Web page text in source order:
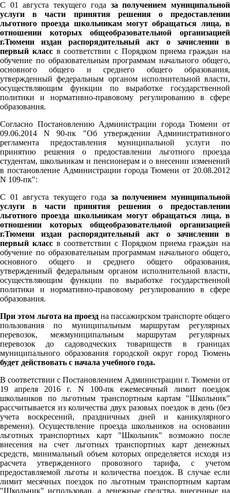
С 01 августа текущего года за получением муниципальной
услуги в части принятия решения о предоставлении
льготного проезда школьникам могут обращаться лица, в
отношении которых общеобразовательной организацией
г.Тюмени издан распорядительный акт о зачислении в
первый классв соответствии с Порядком приема граждан на
обучение по образовательным программам начального общего,
основного общего и среднего общего образования,
утвержденный федеральным органом исполнительной власти,
осуществляющим функции по выработке государственной
политики и нормативно-правовому регулированию в сфере
образования.
Согласно Постановлению Администрации города Тюмени от
09.06.2014 N 90-пк "Об утверждении Административного
регламента предоставления муниципальной услуги по
принятию решения о предоставлении льготного проезда
студентам, школьникам и пенсионерам и о внесении изменений
в постановление Администрации города Тюмени от 20.08.2012
N 109-пк":
С 01 августа текущего года за получением муниципальной
услуги в части принятия решения о предоставлении
льготного проезда школьникам могут обращаться лица, в
отношении которых общеобразовательной организацией
г.Тюмени издан распорядительный акт о зачислении в
первый классв соответствии с Порядком приема граждан на
обучение по образовательным программам начального общего,
основного общего и среднего общего образования,
утвержденный федеральным органом исполнительной власти,
осуществляющим функции по выработке государственной
политики и нормативно-правовому регулированию в сфере
образования.
При этом льгота на проезд на пассажирском транспорте общего
пользования по муниципальным маршрутам регулярных
перевозок, межмуниципальным маршрутам регулярных
перевозок до садоводческих товариществ в границах
муниципального образования городской округ город Тюмень
будет действовать с начала учебного года.
В соответствии с Постановлением Администрации г. Тюмени от
19 апреля 2016 г. N 100-пк ежемесячный лимит поездок
школьников по льготным транспортным картам "Школьник"
рассчитывается из количества двух разовых поездок в день (без
учета воскресений, праздничных дней и каникулярного
времени). Осуществление проезда школьников на основании
льготных транспортных карт "Школьник" возможно после
внесения на счет льготных транспортных карт денежных
средств, минимальный объем которых определяется исходя из
расчета утвержденного провозного тарифа, с учетом
предоставляемой льготы и количества поездок. В случае если
лимит месячных поездок по льготным транспортным картам
"Школьник" использован, а денежные средства, внесенные на